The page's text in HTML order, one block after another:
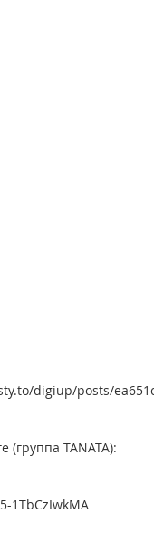
digiup/posts/
(группа TANATA):
1TbCzIwkMA